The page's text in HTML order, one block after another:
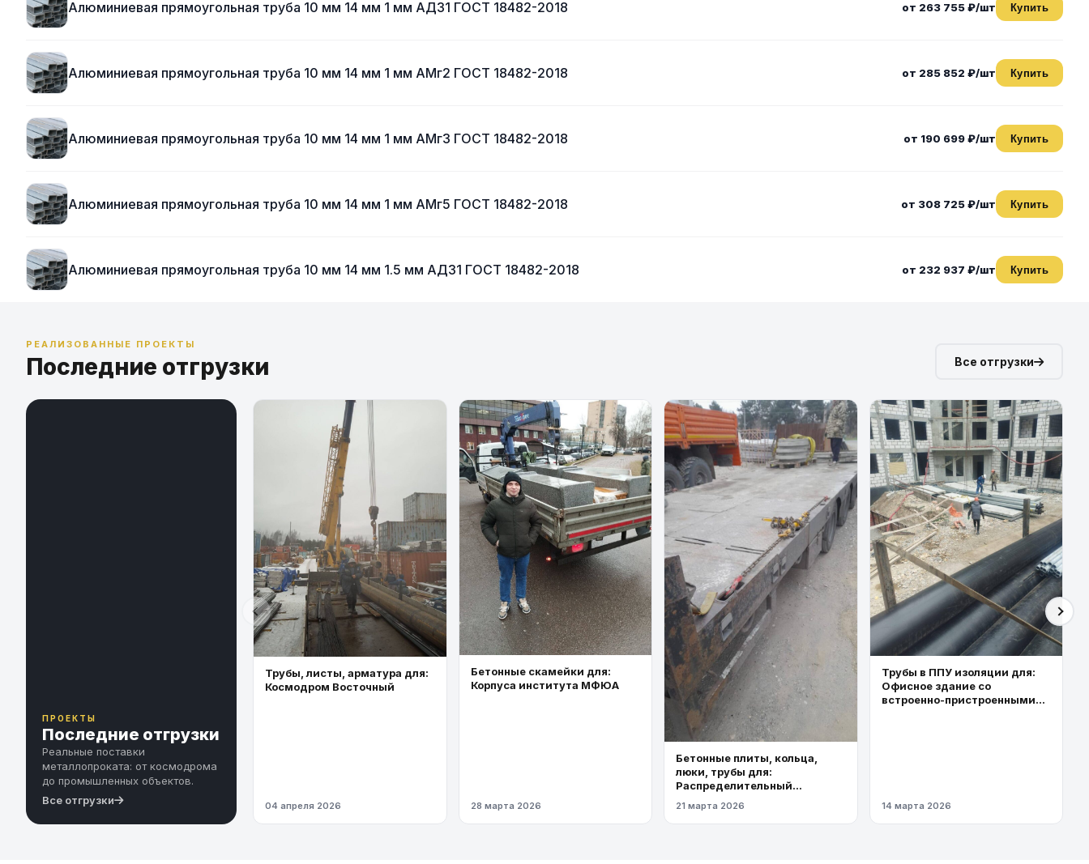
Алюминиевая прямоугольная труба 10 мм 14 мм 1 мм АД31 ГОСТ 18482-2018 от 263 755 ₽/шт Купить
Алюминиевая прямоугольная труба 10 мм 14 мм 1 мм АМг2 ГОСТ 18482-2018 от 285 852 ₽/шт Купить
Алюминиевая прямоугольная труба 10 мм 14 мм 1 мм АМг3 ГОСТ 18482-2018 от 190 699 ₽/шт Купить
Алюминиевая прямоугольная труба 10 мм 14 мм 1 мм АМг5 ГОСТ 18482-2018 от 308 725 ₽/шт Купить
Алюминиевая прямоугольная труба 10 мм 14 мм 1.5 мм АД31 ГОСТ 18482-2018 от 232 937 ₽/шт Купить
РЕАЛИЗОВАННЫЕ ПРОЕКТЫ
Последние отгрузки Все отгрузки
ПРОЕКТЫ
Последние отгрузки
Реальные поставки
металлопроката: от космодрома
до промышленных объектов.
Все отгрузки
Трубы, листы, арматура для:
Космодром Восточный
04 апреля 2026
Бетонные скамейки для:
Корпуса института МФЮА
28 марта 2026
Бетонные плиты, кольца,
люки, трубы для:
Распределительный
газопровод высокого
давления
21 марта 2026
Трубы в ППУ изоляции для:
Офисное здание со
встроенно-пристроенными
14 марта 2026